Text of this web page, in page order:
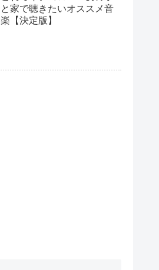
と家で聴きたいオススメ音
楽【決定版】